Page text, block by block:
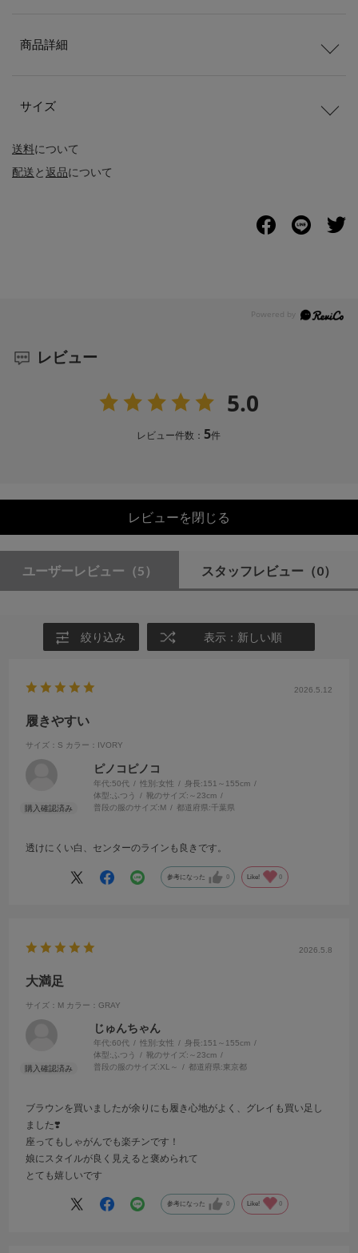
送料について
配送と返品について
商品詳細
サイズ
レビュー
5.0
レビュー件数： 5件
レビューを閉じる
ユーザーレビュー （5） スタッフレビュー （0）
絞り込み 表示：新しい順
2026.5.12
履きやすい
サイズ：S カラー：IVORY
ピノコピノコ
年代:50代 性別:女性 身長:151～155cm
体型: ふつう 靴のサイズ: ～23cm
普段の服のサイズ:M 都道府県:千葉県
透けにくい白、センターのラインも良きです。
参考になった 0 Like! 0
2026.5.8
大満足
サイズ：M カラー：GRAY
じゅんちゃん
年代:60代 性別:女性 身長:151～155cm
体型: ふつう 靴のサイズ: ～23cm
普段の服のサイズ:XL～ 都道府県:東京都
ブラウンを買いましたが余りにも履き心地がよく、グレイも買い足し
ました❣️
座ってもしゃがんでも楽チンです！
娘にスタイルが良く見えると褒められて
とても嬉しいです
参考になった 0 Like! 0